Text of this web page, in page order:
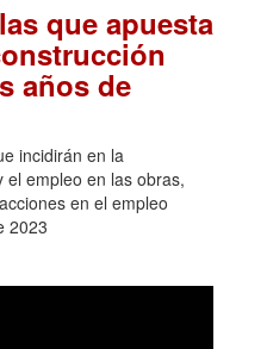
que apuesta
años de
incidirán en la
el empleo en las obras,
en el empleo
2023